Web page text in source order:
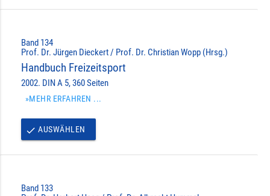
Band 134
Prof. Dr. Jürgen Dieckert / Prof. Dr. Christian Wopp (Hrsg.)
Handbuch Freizeitsport
2002. DIN A 5, 360 Seiten
»MEHR ERFAHREN ...
done AUSWÄHLEN
Band 133